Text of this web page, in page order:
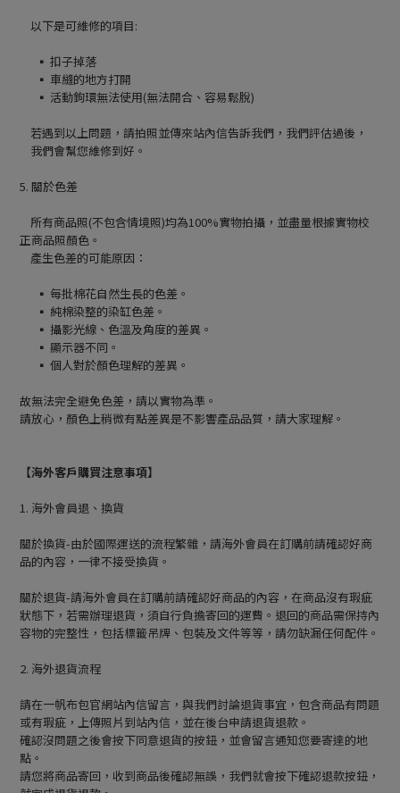
以下是可維修的項目:
▪ 扣子掉落
▪ 車縫的地方打開
▪ 活動鉤環無法使用(無法開合、容易鬆脫)
若遇到以上問題，請拍照並傳來站內信告訴我們，我們評估過後，
我們會幫您維修到好。
5. 關於色差
所有商品照(不包含情境照)均為100%實物拍攝，並盡量根據實物校
正商品照顏色。
產生色差的可能原因：
▪ 每批棉花自然生長的色差。
▪ 純棉染整的染缸色差。
▪ 攝影光線、色溫及角度的差異。
▪ 顯示器不同。
▪ 個人對於顏色理解的差異。
故無法完全避免色差，請以實物為準。
請放心，顏色上稍微有點差異是不影響產品品質，請大家理解。
【海外客戶購買注意事項】
1. 海外會員退、換貨
關於換貨-由於國際運送的流程繁雜，請海外會員在訂購前請確認好商
品的內容，一律不接受換貨。
關於退貨-請海外會員在訂購前請確認好商品的內容，在商品沒有瑕疵
狀態下，若需辦理退貨，須自行負擔寄回的運費。退回的商品需保持內
容物的完整性，包括標籤吊牌、包裝及文件等等，請勿缺漏任何配件。
2. 海外退貨流程
請在一帆布包官網站內信留言，與我們討論退貨事宜，包含商品有問題
或有瑕疵，上傳照片到站內信，並在後台申請退貨退款。
確認沒問題之後會按下同意退貨的按鈕，並會留言通知您要寄達的地
點。
請您將商品寄回，收到商品後確認無誤，我們就會按下確認退款按鈕，